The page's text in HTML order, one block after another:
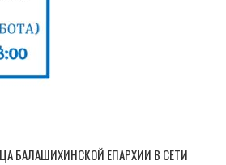
БАЛАШИХИНСКОЙ ЕПАРХИИ В СЕТИ